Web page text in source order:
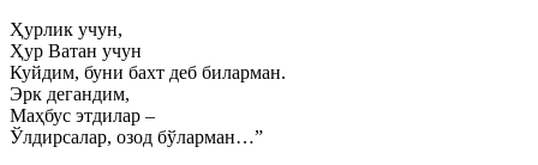
Ҳурлик учун,
Ҳур Ватан учун
Куйдим, буни бахт деб биларман.
Эрк дегандим,
Маҳбус этдилар –
Ўлдирсалар, озод бўларман…”